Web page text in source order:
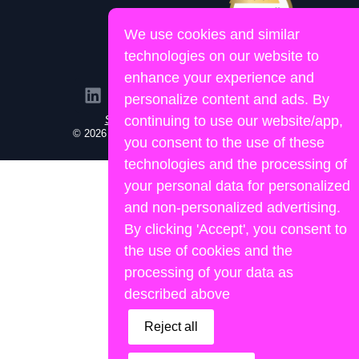
© 2026 Human Portage. Tous droits réservés.
Site propulsé par Lemon&Joy
We use cookies and similar
technologies on our website to
enhance your experience and
personalize content and ads. By
continuing to use our website/app,
you consent to the use of these
technologies and the processing of
your personal data for personalized
and non-personalized advertising.
By clicking 'Accept', you consent to
the use of cookies and the
processing of your data as
described above
Reject all